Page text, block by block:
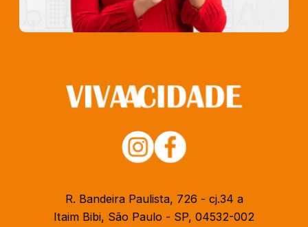
R. Bandeira Paulista, 726 - cj.34 a
Itaim Bibi, São Paulo - SP, 04532-002